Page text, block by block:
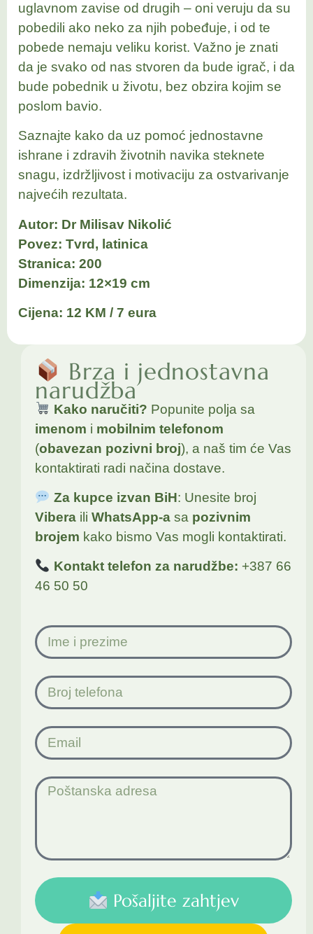
uglavnom zavise od drugih – oni veruju da su
pobedili ako neko za njih pobeđuje, i od te
pobede nemaju veliku korist. Važno je znati
da je svako od nas stvoren da bude igrač, i da
bude pobednik u životu, bez obzira kojim se
poslom bavio.
Saznajte kako da uz pomoć jednostavne
ishrane i zdravih životnih navika steknete
snagu, izdržljivost i motivaciju za ostvarivanje
najvećih rezultata.
Autor: Dr Milisav Nikolić
Povez: Tvrd, latinica
Stranica: 200
Dimenzija: 12×19 cm
Cijena: 12 KM / 7 eura
Brza i jednostavna
narudžba
Kako naručiti? Popunite polja sa
imenom i mobilnim telefonom
(obavezan pozivni broj), a naš tim će Vas
kontaktirati radi načina dostave.
Za kupce izvan BiH: Unesite broj
Vibera ili WhatsApp-a sa pozivnim
brojem kako bismo Vas mogli kontaktirati.
Kontakt telefon za narudžbe: +387 66
46 50 50
Pošaljite zahtjev